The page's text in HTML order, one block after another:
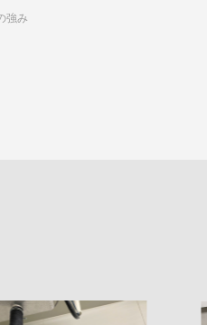
塗装してある天井素材もご
強み